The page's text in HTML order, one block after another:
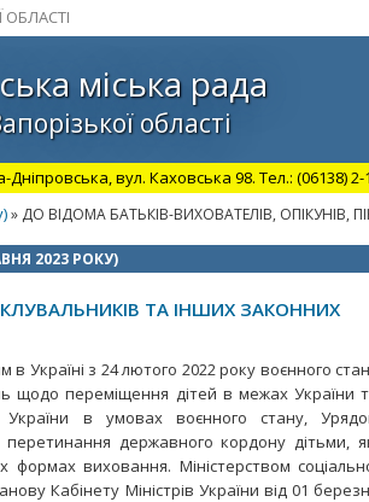
міська рада
області
вул. Каховська 98. Тел.: (06138) 2-
» ДО ВІДОМА БАТЬКІВ-ВИХОВАТЕЛІВ, ОПІКУНІВ,
2023 РОКУ)
ТА ІНШИХ ЗАКОННИХ
в Україні з 24 лютого 2022 року воєнного
щодо переміщення дітей в межах України
в умовах воєнного стану,
державного кордону дітьми,
формах виховання. Міністерством
Кабінету Міністрів України від 01